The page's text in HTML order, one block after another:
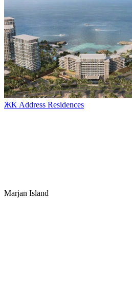
ЖК Address Residences
Marjan Island